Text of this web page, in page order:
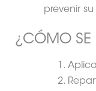
prevenir
¿CÓMO SE